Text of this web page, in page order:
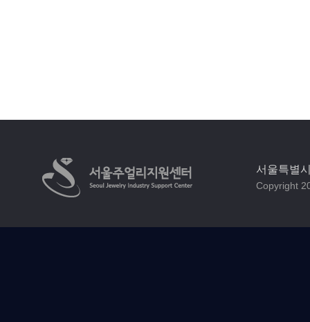
서울특별
Copyright